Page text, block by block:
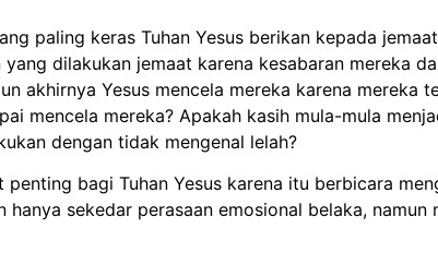
paling keras Tuhan Yesus berikan kepada
dilakukan jemaat karena kesabaran mereka
akhirnya Yesus mencela mereka karena
mencela mereka? Apakah kasih mula-mula
dengan tidak mengenal lelah?
penting bagi Tuhan Yesus karena itu berbicara
hanya sekedar perasaan emosional belaka,